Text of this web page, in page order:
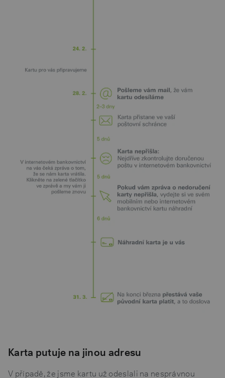
Karta putuje na jinou adresu
V případě, že jsme kartu už odeslali na nesprávnou